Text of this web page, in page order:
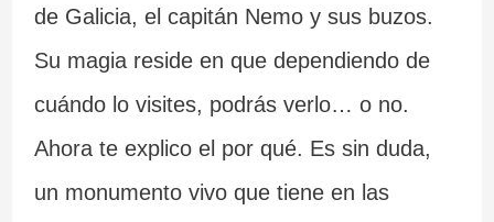
de Galicia, el capitán Nemo y sus buzos.
Su magia reside en que dependiendo de
cuándo lo visites, podrás verlo… o no.
Ahora te explico el por qué. Es sin duda,
un monumento vivo que tiene en las